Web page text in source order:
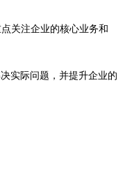
关注企业的核心业务和
实际问题，并提升企业的